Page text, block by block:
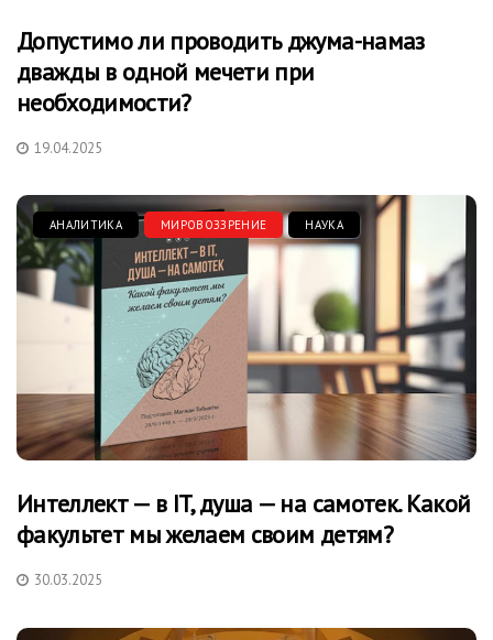
Допустимо ли проводить джума-намаз
дважды в одной мечети при
необходимости?
19.04.2025
АНАЛИТИКА МИРОВОЗЗРЕНИЕ НАУКА
Интеллект — в IT, душа — на самотек. Какой
факультет мы желаем своим детям?
30.03.2025